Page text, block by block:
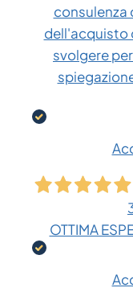
consulenza
dell'acquisto
svolgere
OTTIMA